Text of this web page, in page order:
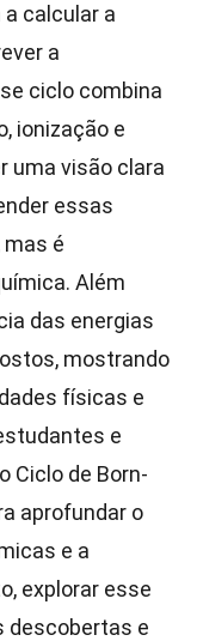
calcular a
a
ciclo combina
ionização e
uma visão clara
essas
é
Além
das energias
mostrando
físicas e
e
Ciclo de Born-
aprofundar o
e a
explorar esse
descobertas e